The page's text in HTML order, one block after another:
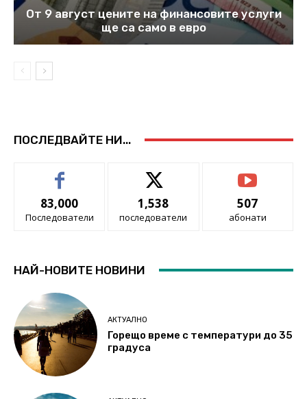
От 9 август цените на финансовите услуги
ще са само в евро
ПОСЛЕДВАЙТЕ НИ...
83,000
Последователи
1,538
последователи
507
абонати
НАЙ-НОВИТЕ НОВИНИ
АКТУАЛНО
Горещо време с температури до 35
градуса